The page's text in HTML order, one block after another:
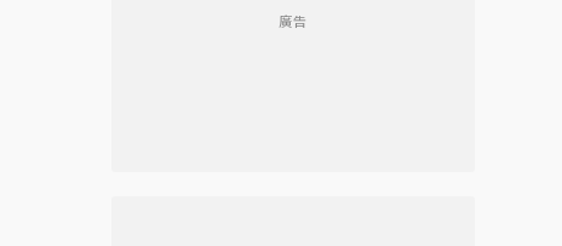
廣告